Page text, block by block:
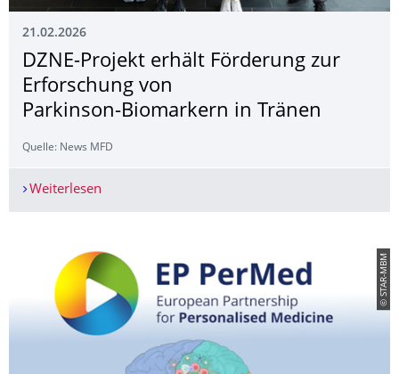
21.02.2026
DZNE-Projekt erhält Förderung zur
Erforschung von
Parkinson‑Biomarkern in Tränen
Quelle: News MFD
Weiterlesen
© STAR-MBM